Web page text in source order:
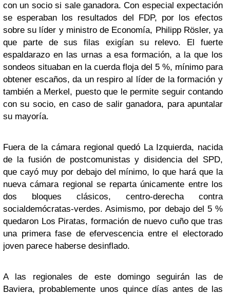
con un socio si sale ganadora. Con especial expectación
se esperaban los resultados del FDP, por los efectos
sobre su líder y ministro de Economía, Philipp Rösler, ya
que parte de sus filas exigían su relevo. El fuerte
espaldarazo en las urnas a esa formación, a la que los
sondeos situaban en la cuerda floja del 5 %, mínimo para
obtener escaños, da un respiro al líder de la formación y
también a Merkel, puesto que le permite seguir contando
con su socio, en caso de salir ganadora, para apuntalar
su mayoría.
Fuera de la cámara regional quedó La Izquierda, nacida
de la fusión de postcomunistas y disidencia del SPD,
que cayó muy por debajo del mínimo, lo que hará que la
nueva cámara regional se reparta únicamente entre los
dos bloques clásicos, centro-derecha contra
socialdemócratas-verdes. Asimismo, por debajo del 5 %
quedaron Los Piratas, formación de nuevo cuño que tras
una primera fase de efervescencia entre el electorado
joven parece haberse desinflado.
A las regionales de este domingo seguirán las de
Baviera, probablemente unos quince días antes de las